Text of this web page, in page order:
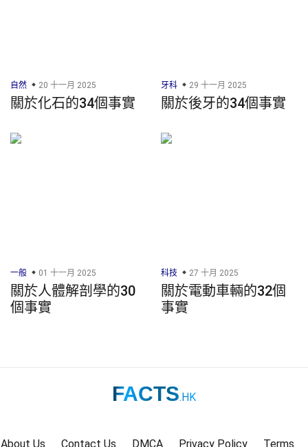
自然 20 十一月 2025
關於化石的34個事實
牙科 29 十一月 2025
關於後牙的34個事實
一般 01 十一月 2025
關於人體解剖學的30
個事實
科技 27 十月 2025
關於電動車輛的32個
事實
FACTS.HK
About Us Contact Us DMCA Privacy Policy Terms